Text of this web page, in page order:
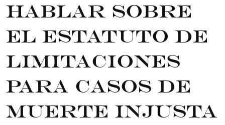
hablar sobre
el estatuto de
limitaciones
para casos de
muerte injusta